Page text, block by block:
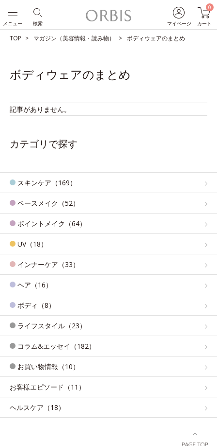
マイページ
0
カート
検索
メニュー
TOP マガジン（美容情報・読み物） ボディウェアのまとめ
ボディウェアのまとめ
記事がありません。
カテゴリで探す
スキンケア（169）
ベースメイク（52）
ポイントメイク（64）
UV（18）
インナーケア（33）
ヘア（16）
ボディ（8）
ライフスタイル（23）
コラム&エッセイ（182）
お買い物情報（10）
お客様エピソード（11）
ヘルスケア（18）